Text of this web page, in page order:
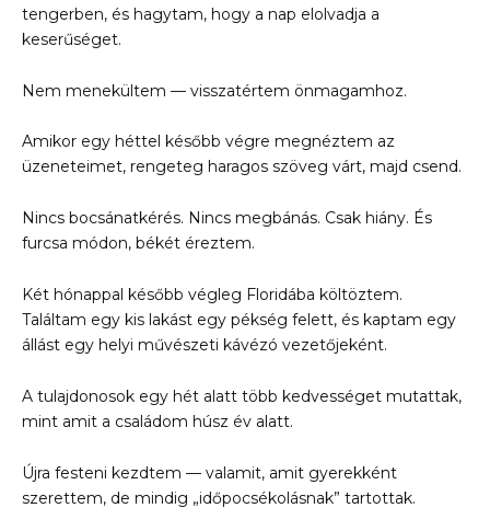
tengerben, és hagytam, hogy a nap elolvadja a
keserűséget.
Nem menekültem — visszatértem önmagamhoz.
Amikor egy héttel később végre megnéztem az
üzeneteimet, rengeteg haragos szöveg várt, majd csend.
Nincs bocsánatkérés. Nincs megbánás. Csak hiány. És
furcsa módon, békét éreztem.
Két hónappal később végleg Floridába költöztem.
Találtam egy kis lakást egy pékség felett, és kaptam egy
állást egy helyi művészeti kávézó vezetőjeként.
A tulajdonosok egy hét alatt több kedvességet mutattak,
mint amit a családom húsz év alatt.
Újra festeni kezdtem — valamit, amit gyerekként
szerettem, de mindig „időpocsékolásnak” tartottak.